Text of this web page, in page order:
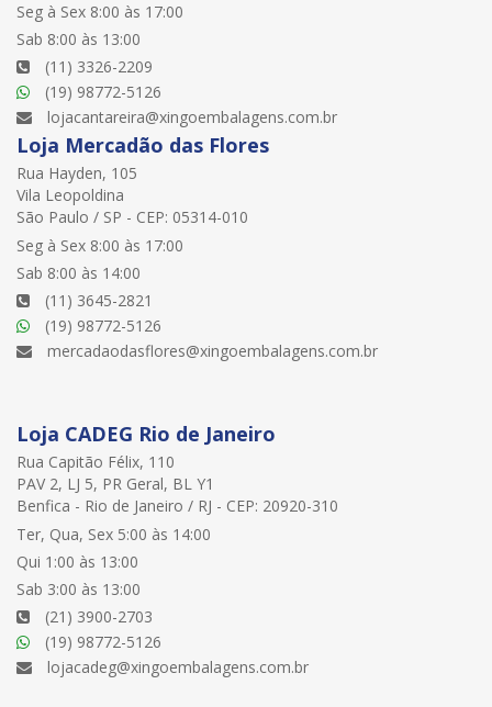
Seg à Sex 8:00 às 17:00
Sab 8:00 às 13:00
(11) 3326-2209
(19) 98772-5126
lojacantareira@xingoembalagens.com.br
Loja Mercadão das Flores
Rua Hayden, 105
Vila Leopoldina
São Paulo / SP - CEP: 05314-010
Seg à Sex 8:00 às 17:00
Sab 8:00 às 14:00
(11) 3645-2821
(19) 98772-5126
mercadaodasflores@xingoembalagens.com.br
Loja CADEG Rio de Janeiro
Rua Capitão Félix, 110
PAV 2, LJ 5, PR Geral, BL Y1
Benfica - Rio de Janeiro / RJ - CEP: 20920-310
Ter, Qua, Sex 5:00 às 14:00
Qui 1:00 às 13:00
Sab 3:00 às 13:00
(21) 3900-2703
(19) 98772-5126
lojacadeg@xingoembalagens.com.br